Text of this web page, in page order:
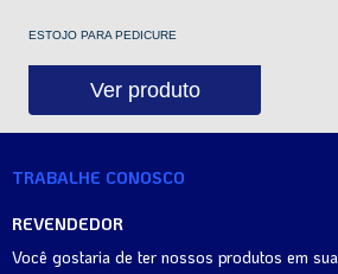
ESTOJO PARA PEDICURE
Ver produto
TRABALHE CONOSCO
REVENDEDOR
Você gostaria de ter nossos produtos em